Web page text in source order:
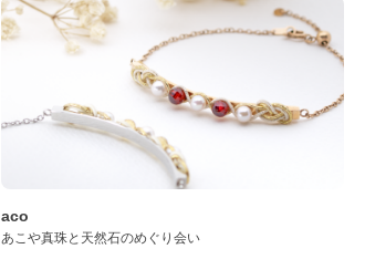
aco
あこや真珠と天然石のめぐり会い